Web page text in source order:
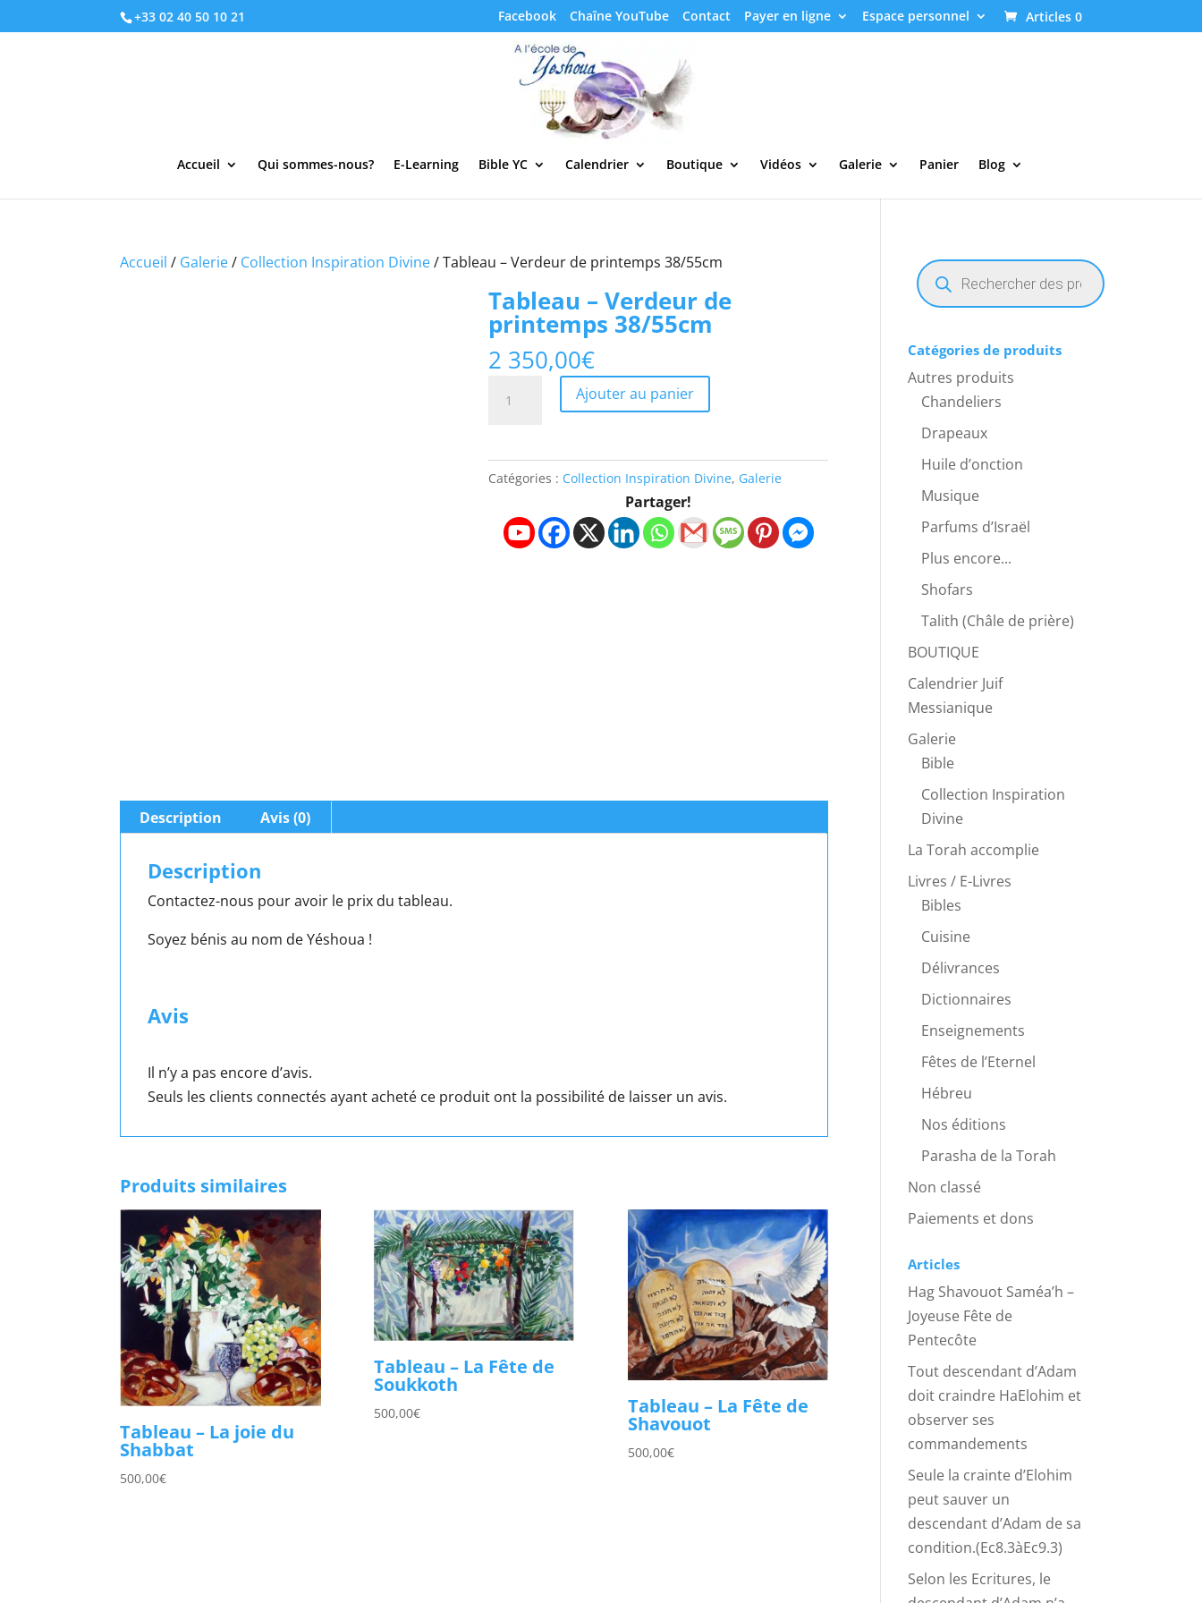
+33 02 40 50 10 21 Facebook Chaîne YouTube Contact Payer en ligne Espace personnel Articles 0
Accueil Qui sommes-nous? E-Learning Bible YC Calendrier Boutique Vidéos Galerie Panier Blog
Accueil / Galerie/ Collection Inspiration Divine/ Tableau – Verdeur de printemps 38/55cm
Tableau – Verdeur de
printemps 38/55cm
2 350,00€
-
Verdeur
printemps
Ajouter au panier
Catégories : Collection Inspiration Divine, Galerie
Partager!
Description Avis (0)
Description
Contactez-nous pour avoir le prix du tableau.
Soyez bénis au nom de Yéshoua !
Avis
Il n’y a pas encore d’avis.
Seuls les clients connectés ayant acheté ce produit ont la possibilité de laisser un avis.
Produits similaires
Tableau – La joie du
Shabbat
500,00€
Tableau – La Fête de
Soukkoth
500,00€ Tableau – La Fête de
Shavouot
500,00€
Recherche
de
produits
Catégories de produits
Autres produits
Chandeliers
Drapeaux
Huile d’onction
Musique
Parfums d’Israël
Plus encore...
Shofars
Talith (Châle de prière)
BOUTIQUE
Calendrier Juif
Messianique
Galerie
Bible
Collection Inspiration
Divine
La Torah accomplie
Livres / E-Livres
Bibles
Cuisine
Délivrances
Dictionnaires
Enseignements
Fêtes de l’Eternel
Hébreu
Nos éditions
Parasha de la Torah
Non classé
Paiements et dons
Articles
Hag Shavouot Saméa’h –
Joyeuse Fête de
Pentecôte
Tout descendant d’Adam
doit craindre HaElohim et
observer ses
commandements
Seule la crainte d’Elohim
peut sauver un
descendant d’Adam de sa
condition.(Ec8.3àEc9.3)
Selon les Ecritures, le